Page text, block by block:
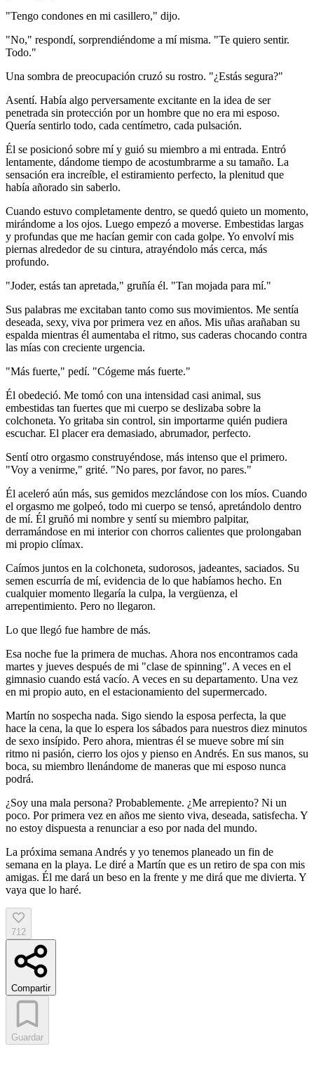
"Tengo condones en mi casillero," dijo.
"No," respondí, sorprendiéndome a mí misma. "Te quiero sentir.
Todo."
Una sombra de preocupación cruzó su rostro. "¿Estás segura?"
Asentí. Había algo perversamente excitante en la idea de ser
penetrada sin protección por un hombre que no era mi esposo.
Quería sentirlo todo, cada centímetro, cada pulsación.
Él se posicionó sobre mí y guió su miembro a mi entrada. Entró
lentamente, dándome tiempo de acostumbrarme a su tamaño. La
sensación era increíble, el estiramiento perfecto, la plenitud que
había añorado sin saberlo.
Cuando estuvo completamente dentro, se quedó quieto un momento,
mirándome a los ojos. Luego empezó a moverse. Embestidas largas
y profundas que me hacían gemir con cada golpe. Yo envolví mis
piernas alrededor de su cintura, atrayéndolo más cerca, más
profundo.
"Joder, estás tan apretada," gruñía él. "Tan mojada para mí."
Sus palabras me excitaban tanto como sus movimientos. Me sentía
deseada, sexy, viva por primera vez en años. Mis uñas arañaban su
espalda mientras él aumentaba el ritmo, sus caderas chocando contra
las mías con creciente urgencia.
"Más fuerte," pedí. "Cógeme más fuerte."
Él obedeció. Me tomó con una intensidad casi animal, sus
embestidas tan fuertes que mi cuerpo se deslizaba sobre la
colchoneta. Yo gritaba sin control, sin importarme quién pudiera
escuchar. El placer era demasiado, abrumador, perfecto.
Sentí otro orgasmo construyéndose, más intenso que el primero.
"Voy a venirme," grité. "No pares, por favor, no pares."
Él aceleró aún más, sus gemidos mezclándose con los míos. Cuando
el orgasmo me golpeó, todo mi cuerpo se tensó, apretándolo dentro
de mí. Él gruñó mi nombre y sentí su miembro palpitar,
derramándose en mi interior con chorros calientes que prolongaban
mi propio clímax.
Caímos juntos en la colchoneta, sudorosos, jadeantes, saciados. Su
semen escurría de mí, evidencia de lo que habíamos hecho. En
cualquier momento llegaría la culpa, la vergüenza, el
arrepentimiento. Pero no llegaron.
Lo que llegó fue hambre de más.
Esa noche fue la primera de muchas. Ahora nos encontramos cada
martes y jueves después de mi "clase de spinning". A veces en el
gimnasio cuando está vacío. A veces en su departamento. Una vez
en mi propio auto, en el estacionamiento del supermercado.
Martín no sospecha nada. Sigo siendo la esposa perfecta, la que
hace la cena, la que lo espera los sábados para nuestros diez minutos
de sexo insípido. Pero ahora, mientras él se mueve sobre mí sin
ritmo ni pasión, cierro los ojos y pienso en Andrés. En sus manos, su
boca, su miembro llenándome de maneras que mi esposo nunca
podrá.
¿Soy una mala persona? Probablemente. ¿Me arrepiento? Ni un
poco. Por primera vez en años me siento viva, deseada, satisfecha. Y
no estoy dispuesta a renunciar a eso por nada del mundo.
La próxima semana Andrés y yo tenemos planeado un fin de
semana en la playa. Le diré a Martín que es un retiro de spa con mis
amigas. Él me dará un beso en la frente y me dirá que me divierta. Y
vaya que lo haré.
712
Compartir
Guardar